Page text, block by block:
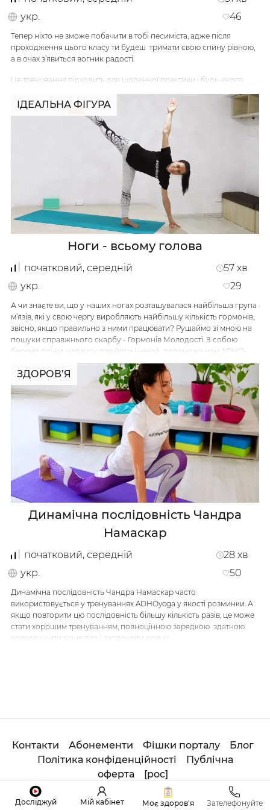
по-русски
Досліджуй Мій кабінет Моє здоров'я
Зателефонуйте
46
укр.
Тепер ніхто не зможе побачити в тобі песиміста, адже після
проходження цього класу ти будеш тримати свою спину рівною,
а в очах з’явиться вогник радості.
Це тренування підходить для щоденної практики і будь-якого
спині, стегнам - потренуйся просто зараз, а у якості винагороди
отримай відмінне самопочуття.
Виконуй цю практику регулярно і забудь про біль у спині!
ІДЕАЛЬНА ФІГУРА
Ноги - всьому голова
початковий, середній 57 хв
29
укр.
А чи знаєте ви, що у наших ногах розташувалася найбільша група
м’язів, які у свою чергу виробляють найбільшу кількість гормонів,
звісно, якщо правильно з ними працювати? Рушаймо зі мною на
пошуки справжнього скарбу - Гормонів Молодості. З собою
беремо тільки килимок для йоги і нехай допоможе нам ADHO-
ЗДОРОВ’Я
Динамічна послідовність Чандра
Намаскар
початковий, середній 28 хв
50
укр.
Динамічна послідовність Чандра Намаскар часто
використовується у тренуваннях ADHOyoga у якості розминки. А
якщо повторити цю послідовність більшу кількість разів, це може
стати хорошим тренуванням, повноцінною зарядкою здатною
розворушити ваше тіло і заспокоїти розум.
Контакти Абонементи Фішки порталу
Блог
Політика конфіденційності
Публічна
оферта
[рос]
© 2020 СтудіяОНЛАЙН ADHOYOGA. All Rights